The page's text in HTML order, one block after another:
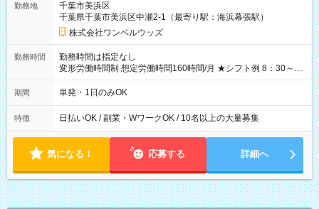
なし
勤務地
千葉市美浜区
千葉県千葉市美浜区中瀬2-1（最寄り駅：海浜幕張駅）
株式会社ワンベルウッズ
勤務時間
勤務時間は指定なし
変形労働時間制 想定労働時間160時間/月 ★シフト例 8：30～
19：00
期間 単発・1日のみOK
特徴 日払いOK / 副業・WワークOK / 10名以上の大量募集
気になる！ 応募する 詳細へ